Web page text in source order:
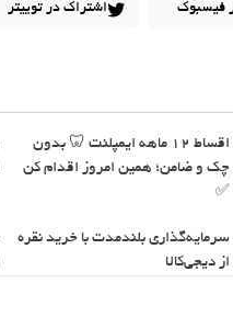
فیسبوک اشتراک در توییتر
اقساط ۱۲ ماهه ایمپلنت 🦷 بدون
چک و ضامن؛ همین امروز اقدام کن
✅
سرمایه‌گذاری بلندمدت با خرید نقره
از دیجی‌کالا